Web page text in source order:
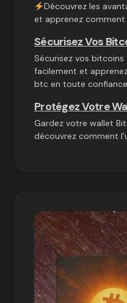
Découvrez les
et apprenez comment
Sécurisez Vos
Sécurisez vos
facilement et
btc en toute
Protégez Votre
Gardez votre wallet
découvrez comment